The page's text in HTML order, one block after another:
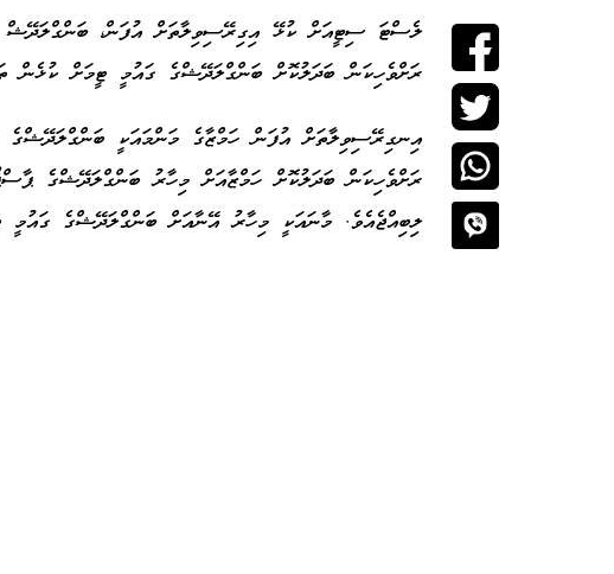
ލެސްޓަ ސިޓީއަށް ކުޅޭ އިގިރޭސިވިލާތަށް އުފަން، ބަންގްލަދޭޝް
ރަށްވެހިކަން ބަދަލުކޮށް ބަންގްލަދޭޝްގެ ގައުމީ ޓީމަށް ކުޅެން
އިނގިރޭސިވިލާތަށް އުފަން ހަމްޒާގެ މަންމައަކީ
ރަށްވެހިކަން ބަދަލުކޮށް ހަމްޒާއަށް މިހާރު ބަންގްލަދޭޝްގެ
ލިބިއްޖެއެވެ. މާނައަކީ މިހާރު އޭނާއަށް ބަންގްލަދޭޝްގެ ގައުމީ